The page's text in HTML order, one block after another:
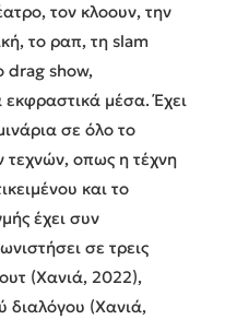
τον κλοουν, την
το ραπ, τη slam
drag show,
μέσα. Έχει
σε όλο το
οπως η τέχνη
και το
έχει συν
σε τρεις
(Χανιά, 2022),
διαλόγου (Χανιά,